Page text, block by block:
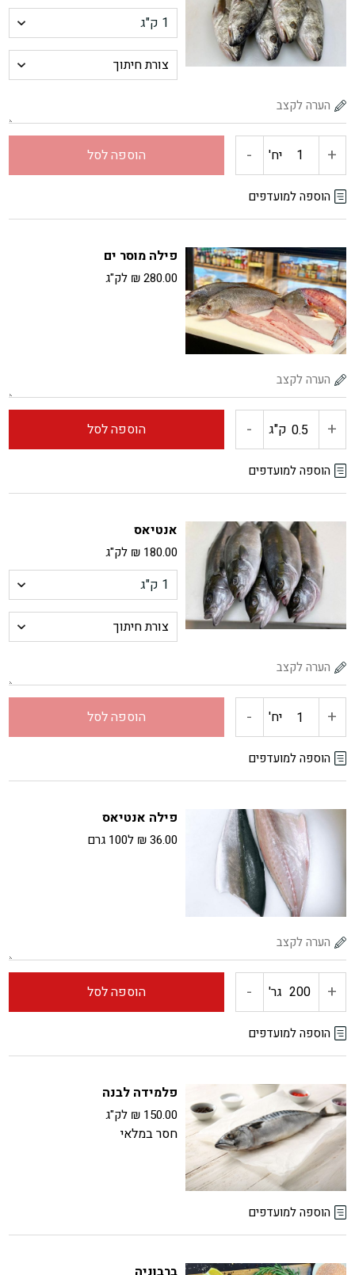
+ כמות
של
ים
יח' - הוספה לסל
הוספה למועדפים
פילה מוסר ים
₪280.00 לק"ג
+ כמות
של
מוסר
ים
ק"ג - הוספה לסל
הוספה למועדפים
אנטיאס
₪ 180.00 לק"ג
+ כמות
של
יח' - הוספה לסל
הוספה למועדפים
פילה אנטיאס
₪36.00 ל100 גרם
+ כמות
של
אנטיאס
גר' - הוספה לסל
הוספה למועדפים
פלמידה לבנה
₪ 150.00 לק"ג
הוספה למועדפים